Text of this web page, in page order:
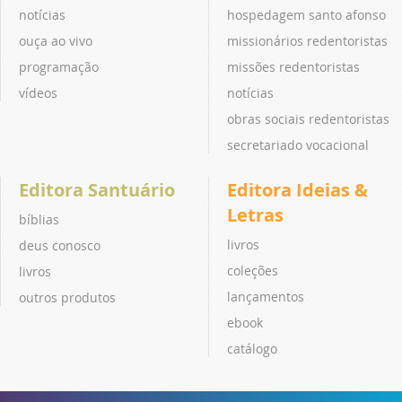
notícias
ouça ao vivo
programação
vídeos
hospedagem santo afonso
missionários redentoristas
missões redentoristas
notícias
obras sociais redentoristas
secretariado vocacional
Editora Santuário
bíblias
deus conosco
livros
outros produtos
Editora Ideias &
Letras
livros
coleções
lançamentos
ebook
catálogo